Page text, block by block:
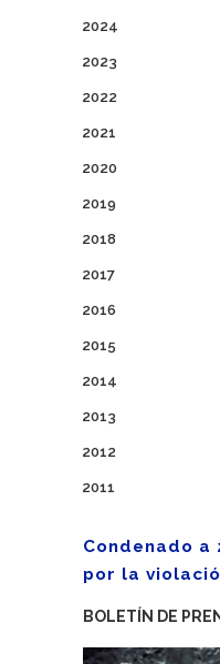
2024
2023
2022
2021
2020
2019
2018
2017
2016
2015
2014
2013
2012
2011
Condenado a
por la
BOLETÍN DE